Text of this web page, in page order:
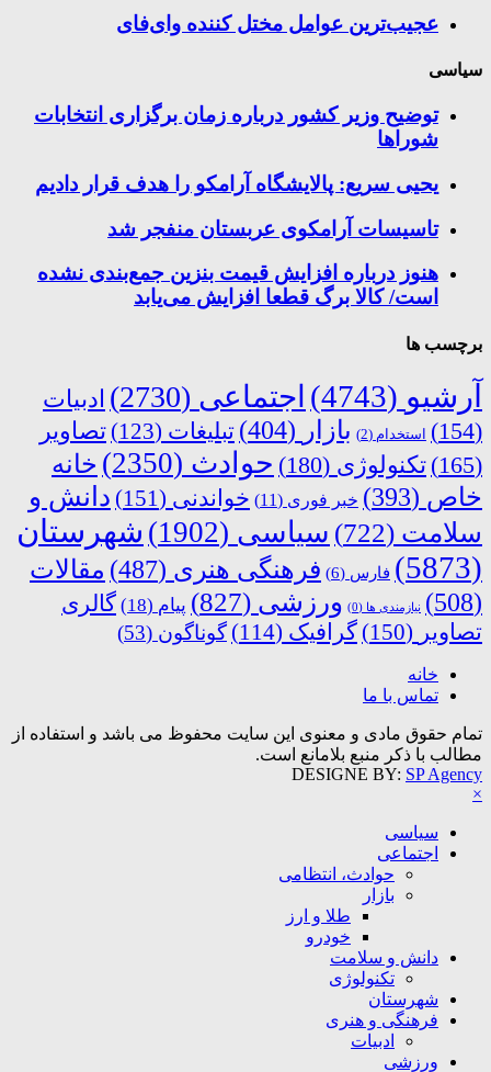
عجیب‌ترین عوامل مختل کننده وای‌فای
سیاسی
توضیح وزیر کشور درباره زمان برگزاری انتخابات
شوراها
یحیی سریع: پالایشگاه آرامکو را هدف قرار دادیم
تاسیسات آرامکوی عربستان منفجر شد
هنوز درباره افزایش قیمت بنزین جمع‌بندی نشده
است/ کالا برگ قطعا افزایش می‌یابد
برچسب ها
آرشیو (4743) اجتماعی (2730)
ادبیات
(154)
استخدام (2) بازار (404) تبلیغات (123)
تصاویر
(165)
تکنولوژی (180) حوادث (2350)
خانه
خاص (393) خبر فوری (11) خواندنی (151)
دانش و
سلامت (722) سیاسی (1902)
شهرستان
(5873)
فارس (6) فرهنگی هنری (487)
مقالات
(508)
نیازمندی ها (0) ورزشی (827) پیام (18)
گالری
تصاویر (150) گرافیک (114) گوناگون (53)
خانه
تماس با ما
تمام حقوق مادی و معنوی این سایت محفوظ می باشد و استفاده از
مطالب با ذکر منبع بلامانع است.
DESIGNE BY: SP Agency
×
سیاسی
اجتماعی
حوادث، انتظامی
بازار
طلا و ارز
خودرو
دانش و سلامت
تکنولوژی
شهرستان
فرهنگی و هنری
ادبیات
ورزشی